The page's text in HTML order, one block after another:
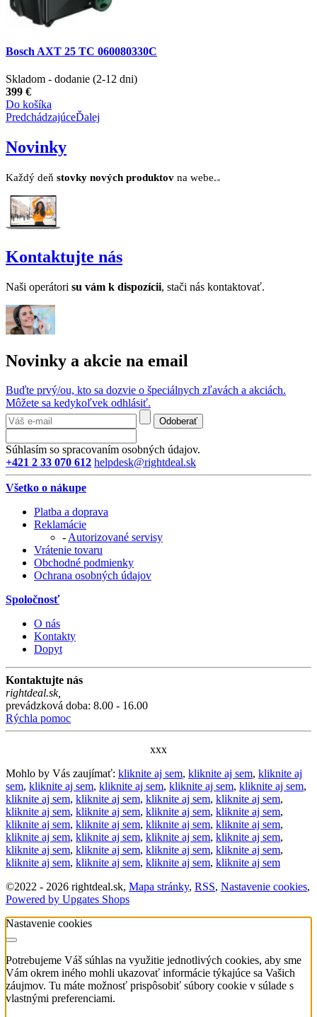
Bosch AXT 25 TC 060080330C
Skladom - dodanie (2-12 dni)
399 €
Do košíka
PredchádzajúceĎalej
Novinky
Každý deň stovky nových produktov na webe.
Kontaktujte nás
Naši operátori su vám k dispozícii, stači nás kontaktovať.
Novinky a akcie na email
Buďte prvý/ou, kto sa dozvie o špeciálnych zľavách a akciách.
Môžete sa kedykoľvek odhlásiť.
Odoberať
Súhlasím so spracovaním osobných údajov.
+421 2 33 070 612 helpdesk@rightdeal.sk
Všetko o nákupe
Platba a doprava
Reklamácie
-Autorizované servisy
Vrátenie tovaru
Obchodné podmienky
Ochrana osobných údajov
Spoločnosť
O nás
Kontakty
Dopyt
Kontaktujte nás
rightdeal.sk,
prevádzková doba: 8.00 - 16.00
Rýchla pomoc
xxx
Mohlo by Vás zaujímať: kliknite aj sem, kliknite aj sem, kliknite aj
sem, kliknite aj sem, kliknite aj sem, kliknite aj sem, kliknite aj sem,
kliknite aj sem, kliknite aj sem, kliknite aj sem, kliknite aj sem,
kliknite aj sem, kliknite aj sem, kliknite aj sem, kliknite aj sem,
kliknite aj sem, kliknite aj sem, kliknite aj sem, kliknite aj sem,
kliknite aj sem, kliknite aj sem, kliknite aj sem, kliknite aj sem,
kliknite aj sem, kliknite aj sem, kliknite aj sem, kliknite aj sem,
kliknite aj sem, kliknite aj sem, kliknite aj sem, kliknite aj sem
©2022 - 2026 rightdeal.sk, Mapa stránky, RSS, Nastavenie cookies,
Powered by Upgates Shops
Nastavenie cookies
Potrebujeme Váš súhlas na využitie jednotlivých cookies, aby sme
Vám okrem iného mohli ukazovať informácie týkajúce sa Vašich
záujmov. Tu máte možnosť prispôsobiť súbory cookie v súlade s
vlastnými preferenciami.